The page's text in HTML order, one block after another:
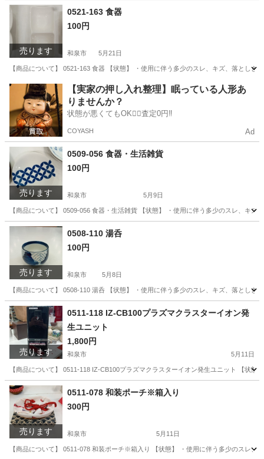
大阪 和泉市 リユース
売ります
0521-163 食器
100円
和泉市 5月21日
【商品について】 0521-163 食器 【状態】 ・使用に伴う多少のスレ、キズ、落とし
大阪 和泉市 食器
【実家の押し入れ整理】眠っている人形あ
りませんか？
状態が悪くてもOK🙆‍♀️査定0円‼️
COYASH Ad
売ります
0509-056 食器・生活雑貨
100円
和泉市 5月9日
【商品について】 0509-056 食器・生活雑貨 【状態】 ・使用に伴う多少のスレ、キ
大阪 和泉市 リユース
売ります
0508-110 湯呑
100円
和泉市 5月8日
【商品について】 0508-110 湯呑 【状態】 ・使用に伴う多少のスレ、キズ、落とし
大阪 和泉市
売ります
0511-118 IZ-CB100プラズマクラスターイオン発
生ユニット
1,800円
和泉市 5月11日
【商品について】 0511-118 IZ-CB100プラズマクラスターイオン発生ユニット 【状
大阪 和泉市 リユース
売ります
0511-078 和装ポーチ※箱入り
300円
和泉市 5月11日
【商品について】 0511-078 和装ポーチ※箱入り 【状態】 ・使用に伴う多少のスレ